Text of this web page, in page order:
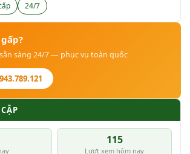
24/7
sàng 24/7 — phục vụ toàn quốc
115
Lượt xem hôm nay